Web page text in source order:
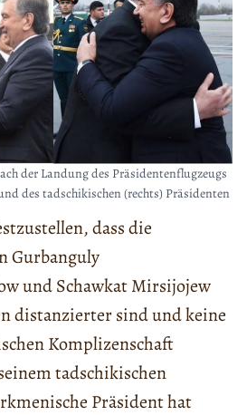
der Landung des Präsidentenflugzeugs
des tadschikischen (rechts) Präsidenten
dass die
Gurbanguly
und Schawkat Mirsijojew
distanzierter sind und keine
Komplizenschaft
tadschikischen
Präsident hat